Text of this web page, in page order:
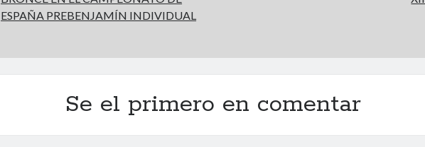
ESPAÑA PREBENJAMÍN INDIVIDUAL
Se el primero en comentar